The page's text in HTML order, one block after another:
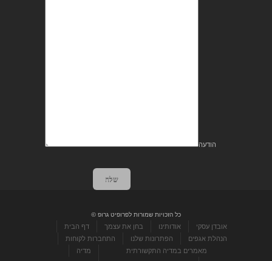
הודעה
שלח
כל הזכויות שמורות לפרופיט גרופ ©
אובדן עסקי אודותינו בחן את עצמך
דף הבית
הנהלת אגפים
הפתרונות שלנו
התחברות לקוחות
מאמרים במדיה התקשורתית
מדיה